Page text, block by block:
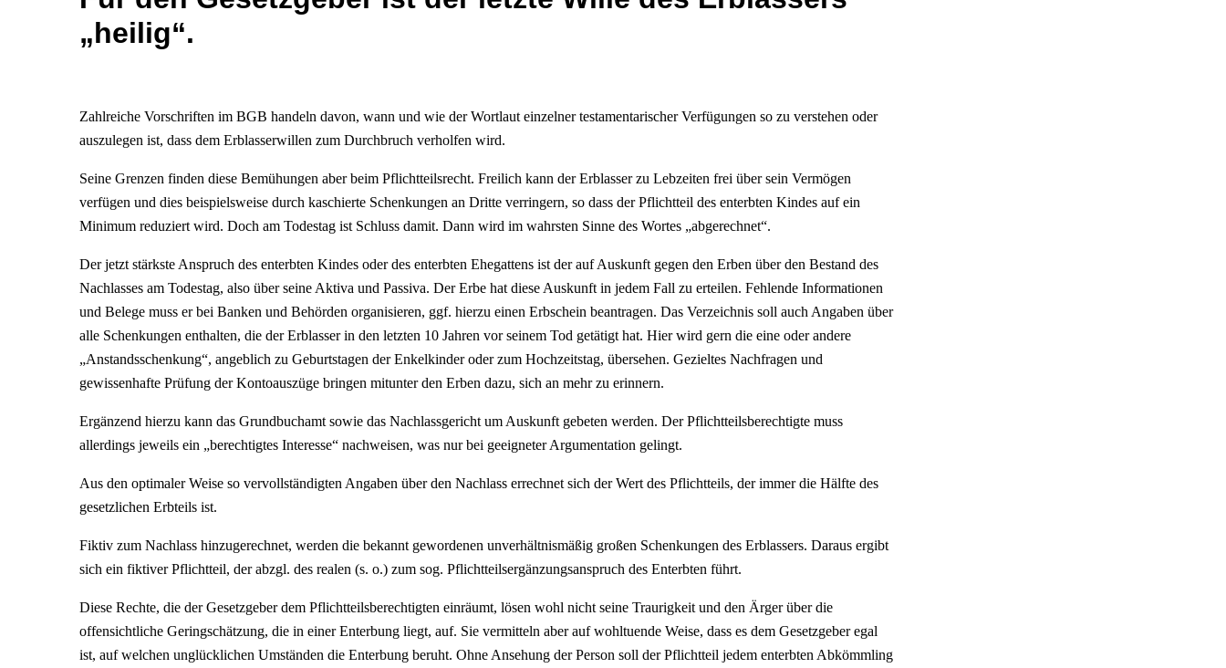
„heilig“.
Zahlreiche Vorschriften im BGB handeln davon, wann und wie der Wortlaut einzelner testamentarischer Verfügungen so zu verstehen oder
auszulegen ist, dass dem Erblasserwillen zum Durchbruch verholfen wird.
Seine Grenzen finden diese Bemühungen aber beim Pflichtteilsrecht. Freilich kann der Erblasser zu Lebzeiten frei über sein Vermögen
verfügen und dies beispielsweise durch kaschierte Schenkungen an Dritte verringern, so dass der Pflichtteil des enterbten Kindes auf ein
Minimum reduziert wird. Doch am Todestag ist Schluss damit. Dann wird im wahrsten Sinne des Wortes „abgerechnet“.
Der jetzt stärkste Anspruch des enterbten Kindes oder des enterbten Ehegattens ist der auf Auskunft gegen den Erben über den Bestand des
Nachlasses am Todestag, also über seine Aktiva und Passiva. Der Erbe hat diese Auskunft in jedem Fall zu erteilen. Fehlende Informationen
und Belege muss er bei Banken und Behörden organisieren, ggf. hierzu einen Erbschein beantragen. Das Verzeichnis soll auch Angaben über
alle Schenkungen enthalten, die der Erblasser in den letzten 10 Jahren vor seinem Tod getätigt hat. Hier wird gern die eine oder andere
„Anstandsschenkung“, angeblich zu Geburtstagen der Enkelkinder oder zum Hochzeitstag, übersehen. Gezieltes Nachfragen und
gewissenhafte Prüfung der Kontoauszüge bringen mitunter den Erben dazu, sich an mehr zu erinnern.
Ergänzend hierzu kann das Grundbuchamt sowie das Nachlassgericht um Auskunft gebeten werden. Der Pflichtteilsberechtigte muss
allerdings jeweils ein „berechtigtes Interesse“ nachweisen, was nur bei geeigneter Argumentation gelingt.
Aus den optimaler Weise so vervollständigten Angaben über den Nachlass errechnet sich der Wert des Pflichtteils, der immer die Hälfte des
gesetzlichen Erbteils ist.
Fiktiv zum Nachlass hinzugerechnet, werden die bekannt gewordenen unverhältnismäßig großen Schenkungen des Erblassers. Daraus ergibt
sich ein fiktiver Pflichtteil, der abzgl. des realen (s. o.) zum sog. Pflichtteilsergänzungsanspruch des Enterbten führt.
Diese Rechte, die der Gesetzgeber dem Pflichtteilsberechtigten einräumt, lösen wohl nicht seine Traurigkeit und den Ärger über die
offensichtliche Geringschätzung, die in einer Enterbung liegt, auf. Sie vermitteln aber auf wohltuende Weise, dass es dem Gesetzgeber egal
ist, auf welchen unglücklichen Umständen die Enterbung beruht. Ohne Ansehung der Person soll der Pflichtteil jedem enterbten Abkömmling